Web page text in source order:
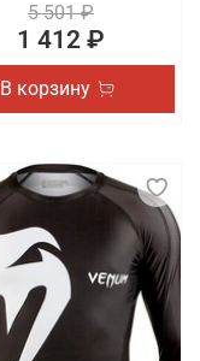
5 501 ₽
1 412 ₽
В корзину